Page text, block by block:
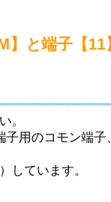
保守
発電
ソリ
】と端子【
。
用のコモン端
しています。